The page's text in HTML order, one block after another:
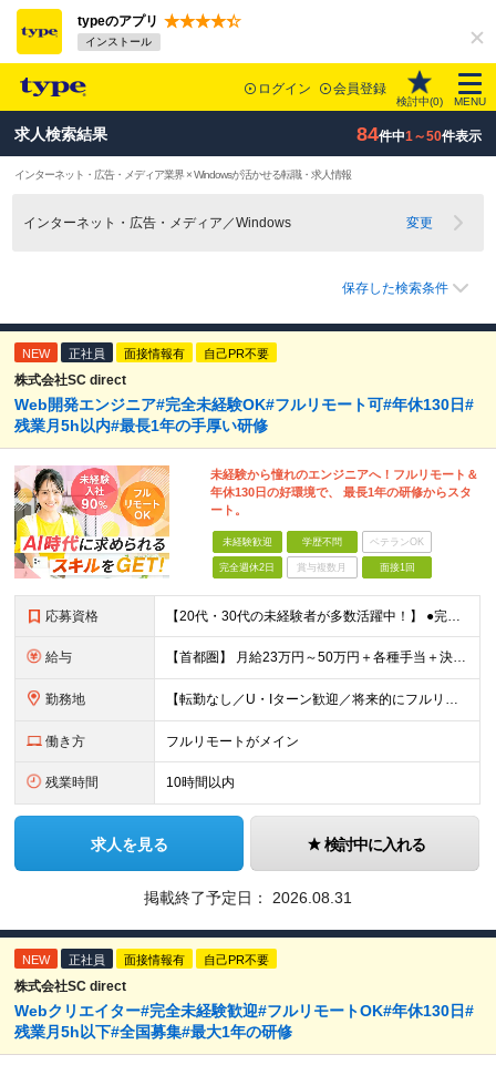
typeのアプリ
インストール
ログイン 会員登録
検討中(0) MENU
求人検索結果 84件中1～50件表示
インターネット・広告・メディア業界 × Windowsが活かせる転職・求人情報
インターネット・広告・メディア／Windows 変更
保存した検索条件
NEW 正社員 面接情報有 自己PR不要
株式会社SC direct
Web開発エンジニア#完全未経験OK#フルリモート可#年休130日#
残業月5h以内#最長1年の手厚い研修
未経験から憧れのエンジニアへ！フルリモート＆
年休130日の好環境で、 最長1年の研修からスタ
ート。
未経験歓迎 学歴不問 ベテランOK
完全週休2日 賞与複数月 面接1回
応募資格 【20代・30代の未経験者が多数活躍中！】 ●完全未経験、第二新卒、既卒、フリーターの方大歓迎！ ●学歴・職歴・転職回数・ブランク一切不問 ※34歳までの方（若年層の長期キャリア形成を図るため） ★
給与 【首都圏】 月給23万円～50万円＋各種手当＋決算賞与 【大阪】 月給22万円～50万円＋各種手当＋決算賞与 【愛知】 月給21.5万円～50万円＋各種手当＋決算賞与 【福岡・宮城】 月給20万
勤務地 【転勤なし／U・Iターン歓迎／将来的にフルリモートOK】 本社（新宿区）、大阪支店、名古屋支店または東京都・神奈川県・千葉県・埼玉県・愛知県・大阪府・福岡県をはじめ、全国のプロジェクト先 ※ご希望を
働き方 フルリモートがメイン
残業時間 10時間以内
求人を見る 検討中に入れる
掲載終了予定日： 2026.08.31
NEW 正社員 面接情報有 自己PR不要
株式会社SC direct
Webクリエイター#完全未経験歓迎#フルリモートOK#年休130日#
残業月5h以下#全国募集#最大1年の研修